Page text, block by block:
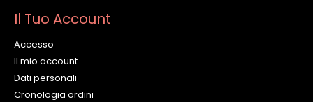
Il Tuo Account
Accesso
Il mio account
Dati personali
Cronologia ordini